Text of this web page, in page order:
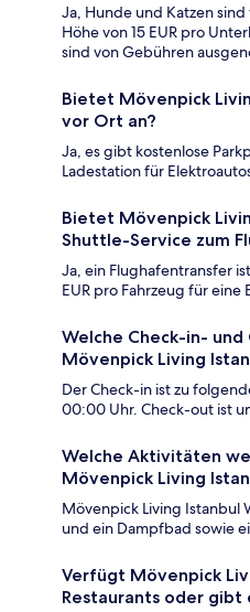
Ja, Hunde und Katzen
Höhe von 15 EUR pro
sind von Gebühren
Bietet Mövenpick
vor Ort an?
Ja, es gibt kostenlose
Ladestation für
Bietet Mövenpick
Shuttle-Service zum
Ja, ein Flughafentransfer
EUR pro Fahrzeug für eine
Welche Check-in-
Mövenpick Living
Der Check-in ist zu
00:00 Uhr. Check-out ist
Welche Aktivitäten
Mövenpick Living
Mövenpick Living Istanbul
und ein Dampfbad sowie
Verfügt Mövenpick
Restaurants oder gibt